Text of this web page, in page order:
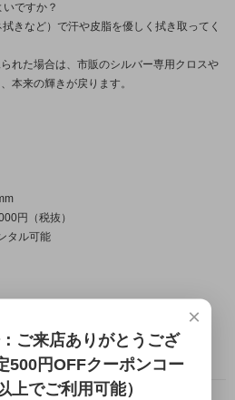
ですか？
きなど）で汗や皮脂を優しく拭き取ってく
れた場合は、市販のシルバー専用クロスや
本来の輝きが戻ります。
円（税抜）
タル可能
×
ご来店ありがとうござ
500円OFFクーポンコー
上でご利用可能）